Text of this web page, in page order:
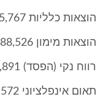
הוצאות כלליות 165,767 192,199
הוצאות מימון 88,526
רווח נקי (הפסד) 8,891 (35,436)
תאום אינפלציוני 2,572 83,505